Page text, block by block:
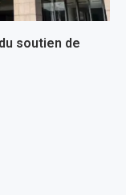
soutien de